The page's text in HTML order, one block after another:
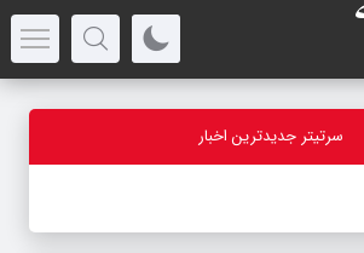
سرتیتر جدیدترین اخبار